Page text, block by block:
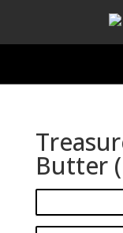
Butter